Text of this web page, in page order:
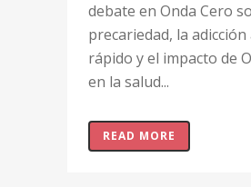
debate en Onda Cero
precariedad, la
rápido y el impacto de
en la salud...
READ MORE